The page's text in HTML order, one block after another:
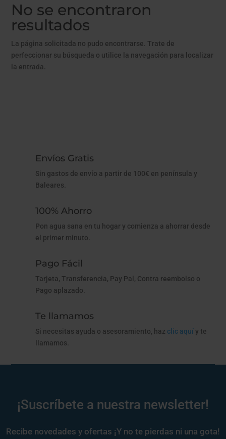
No se encontraron
resultados
La página solicitada no pudo encontrarse. Trate de
perfeccionar su búsqueda o utilice la navegación para localizar
la entrada.
Envíos Gratis
Sin gastos de envío a partir de 100€ en península y
Baleares.
100% Ahorro
Pon agua sana en tu hogar y comienza a ahorrar desde
el primer minuto.
Pago Fácil
Tarjeta, Transferencia, Pay Pal, Contra reembolso o
Pago aplazado.
Te llamamos
Si necesitas ayuda o asesoramiento, haz clic aquíy te
llamamos.
¡Suscríbete a nuestra newsletter!
Recibe novedades y ofertas ¡Y no te pierdas ni una gota!